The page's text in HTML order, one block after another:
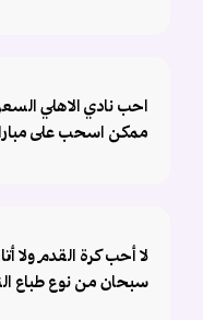
احب نادي الاهلي
ممكن اسحب على
لا أحب كرة القدم ولا
سبحان من نوع طباع